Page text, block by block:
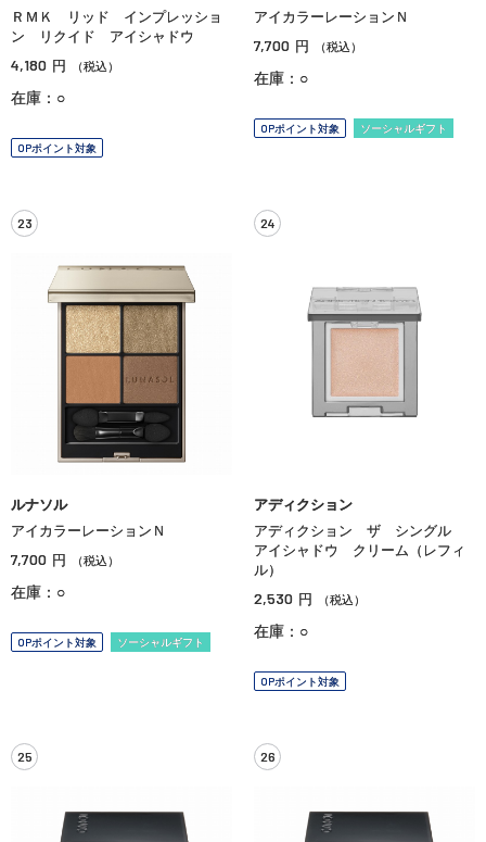
ＲＭＫ リッド インプレッショ
ン リクイド アイシャドウ
4,180 円 （税込）
在庫：○
OPポイント対象
アイカラーレーションＮ
7,700 円 （税込）
在庫：○
OPポイント対象 ソーシャルギフト
23
ルナソル
アイカラーレーションＮ
7,700 円 （税込）
在庫：○
OPポイント対象 ソーシャルギフト
24
アディクション
アディクション ザ シングル
アイシャドウ クリーム（レフィ
ル）
2,530 円 （税込）
在庫：○
OPポイント対象
25 26